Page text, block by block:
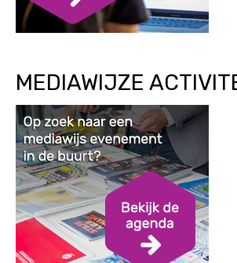
MEDIAWIJZE